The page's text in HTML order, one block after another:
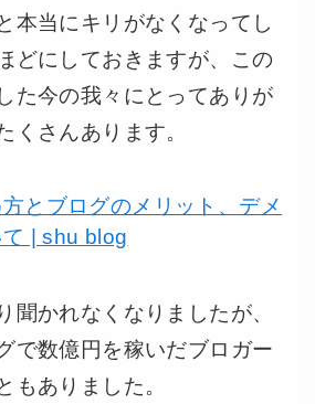
本当にキリがなくなってし
どにしておきますが、この
た今の我々にとってありが
くさんあります。
とブログのメリット、デメ
| shu blog
聞かれなくなりましたが、
で数億円を稼いだブロガー
もありました。